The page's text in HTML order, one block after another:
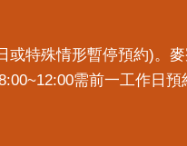
或特殊情形暫停預約)。
需前一工作日